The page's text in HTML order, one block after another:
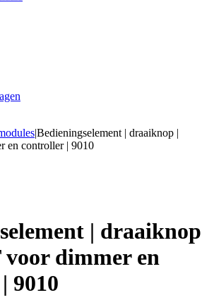
|Bedieningselement | draaiknop |
en controller | 9010
| draaiknop
voor dimmer en
9010